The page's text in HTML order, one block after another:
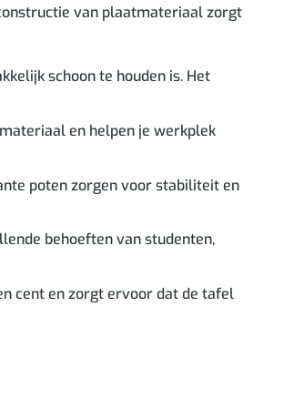
van plaatmateriaal zorgt
schoon te houden is. Het
en helpen je werkplek
poten zorgen voor stabiliteit en
behoeften van studenten,
cent en zorgt ervoor dat de tafel